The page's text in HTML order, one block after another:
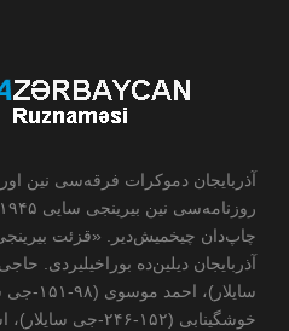
آذربایجان دموکرات فرقه‌سی نین
چاپ‌دان چیخمیش‌دیر. «قزئت بیرینجی
سایلار)،